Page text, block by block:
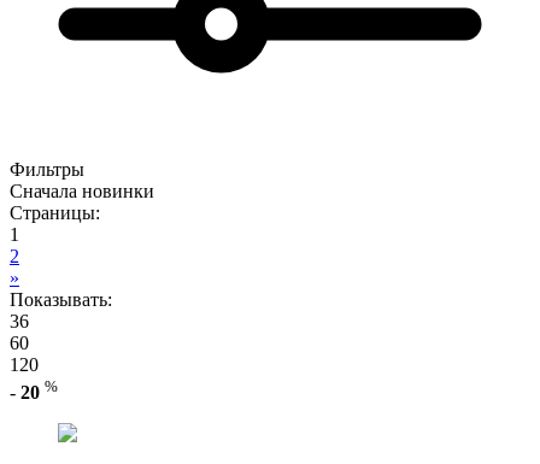
Фильтры
Сначала новинки
Страницы:
1
2
»
Показывать:
36
60
120
- 20 %